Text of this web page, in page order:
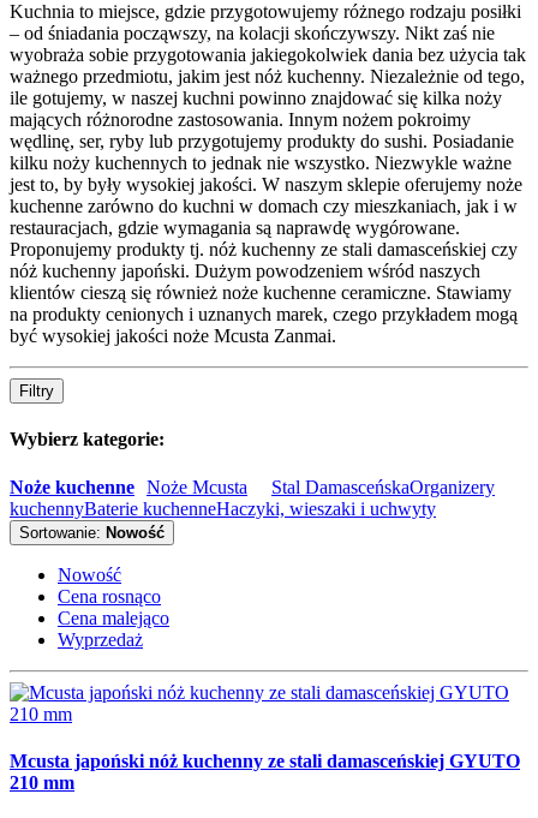
Kuchnia to miejsce, gdzie przygotowujemy różnego rodzaju posiłki
– od śniadania począwszy, na kolacji skończywszy. Nikt zaś nie
wyobraża sobie przygotowania jakiegokolwiek dania bez użycia tak
ważnego przedmiotu, jakim jest nóż kuchenny. Niezależnie od tego,
ile gotujemy, w naszej kuchni powinno znajdować się kilka noży
mających różnorodne zastosowania. Innym nożem pokroimy
wędlinę, ser, ryby lub przygotujemy produkty do sushi. Posiadanie
kilku noży kuchennych to jednak nie wszystko. Niezwykle ważne
jest to, by były wysokiej jakości. W naszym sklepie oferujemy noże
kuchenne zarówno do kuchni w domach czy mieszkaniach, jak i w
restauracjach, gdzie wymagania są naprawdę wygórowane.
Proponujemy produkty tj. nóż kuchenny ze stali damasceńskiej czy
nóż kuchenny japoński. Dużym powodzeniem wśród naszych
klientów cieszą się również noże kuchenne ceramiczne. Stawiamy
na produkty cenionych i uznanych marek, czego przykładem mogą
być wysokiej jakości noże Mcusta Zanmai.
Filtry
Wybierz kategorie:
Noże kuchenne Noże Mcusta Stal DamasceńskaOrganizery
kuchennyBaterie kuchenneHaczyki, wieszaki i uchwyty
Sortowanie: Nowość
Nowość
Cena rosnąco
Cena malejąco
Wyprzedaż
Mcusta japoński nóż kuchenny ze stali damasceńskiej GYUTO
210 mm